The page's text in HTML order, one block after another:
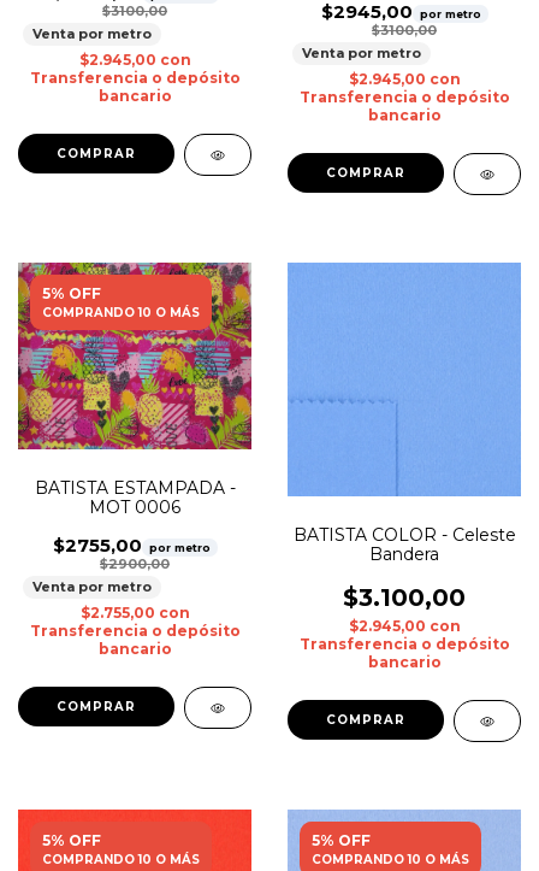
$3100,00
Venta por metro
$2.945,00 con
Transferencia o depósito
bancario
$2945,00 por metro
$3100,00
Venta por metro
$2.945,00 con
Transferencia o depósito
bancario
5% OFF
COMPRANDO 10 O MÁS
BATISTA ESTAMPADA -
MOT 0006
$2755,00 por metro
$2900,00
Venta por metro
$2.755,00 con
Transferencia o depósito
bancario
BATISTA COLOR - Celeste
Bandera
$3.100,00
$2.945,00 con
Transferencia o depósito
bancario
5% OFF
COMPRANDO 10 O MÁS
5% OFF
COMPRANDO 10 O MÁS